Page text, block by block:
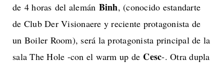
de 4 horas del alemán Binh, (conocido estandarte
de Club Der Visionaere y reciente protagonista de
un Boiler Room), será la protagonista principal de la
sala The Hole -con el warm up de Cesc-. Otra dupla